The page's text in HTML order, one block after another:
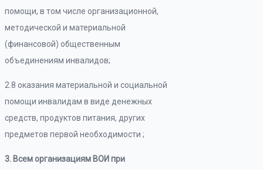
помощи, в том числе организационной,
методической и материальной
(финансовой) общественным
объединениям инвалидов;
2.8 оказания материальной и социальной
помощи инвалидам в виде денежных
средств, продуктов питания, других
предметов первой необходимости ;
3. Всем организациям ВОИ при